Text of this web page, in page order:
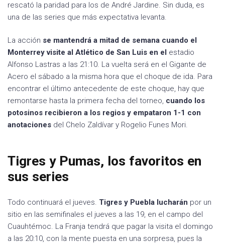
rescató la paridad para los de André Jardine. Sin duda, es
una de las series que más expectativa levanta.
La acción se mantendrá a mitad de semana cuando el
Monterrey visite al Atlético de San Luis en el estadio
Alfonso Lastras a las 21:10. La vuelta será en el Gigante de
Acero el sábado a la misma hora que el choque de ida. Para
encontrar el último antecedente de este choque, hay que
remontarse hasta la primera fecha del torneo, cuando los
potosinos recibieron a los regios y empataron 1-1 con
anotaciones del Chelo Zaldívar y Rogelio Funes Mori.
Tigres y Pumas, los favoritos en
sus series
Todo continuará el jueves. Tigres y Puebla lucharán por un
sitio en las semifinales el jueves a las 19, en el campo del
Cuauhtémoc. La Franja tendrá que pagar la visita el domingo
a las 20:10, con la mente puesta en una sorpresa, pues la